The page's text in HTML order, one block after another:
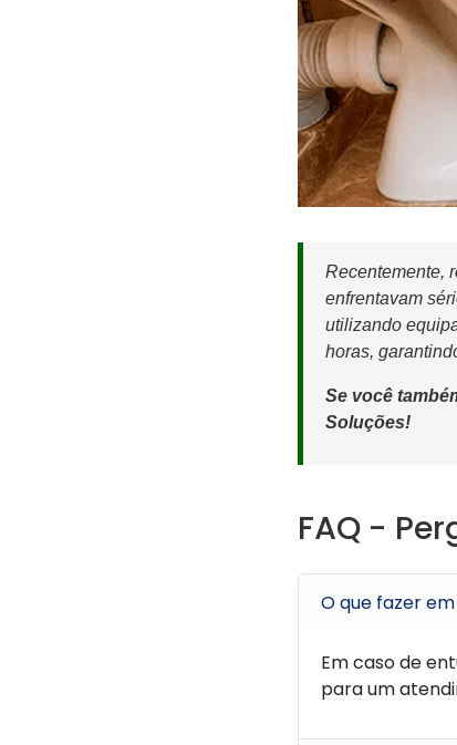
Recentemente,
enfrentavam
utilizando
horas,
Se você
Soluções!
FAQ -
O que fazer
Em caso de
para um